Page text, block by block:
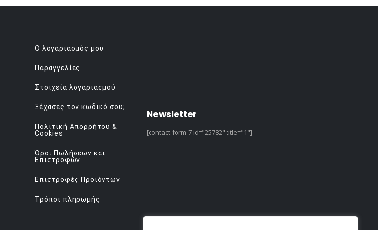
Ο λογαριασμός μου
Παραγγελίες
Στοιχεία λογαριασμού
Ξέχασες τον κωδικό σου;
Πολιτική Απορρήτου &
Cookies
Όροι Πωλήσεων και
Επιστροφών
Επιστροφές Προϊόντων
Τρόποι πληρωμής
Newsletter
[contact-form-7 id="25782" title="1"]